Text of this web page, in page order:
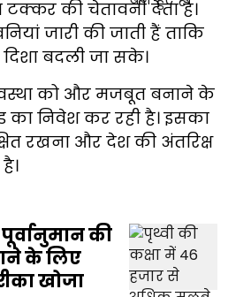
की चेतावनी देता है।
जारी की जाती हैं ताकि
बदली जा सके।
को और मजबूत बनाने के
का निवेश कर रही है। इसका
रखना और देश की अंतरिक्ष
की
के लिए
खोजा